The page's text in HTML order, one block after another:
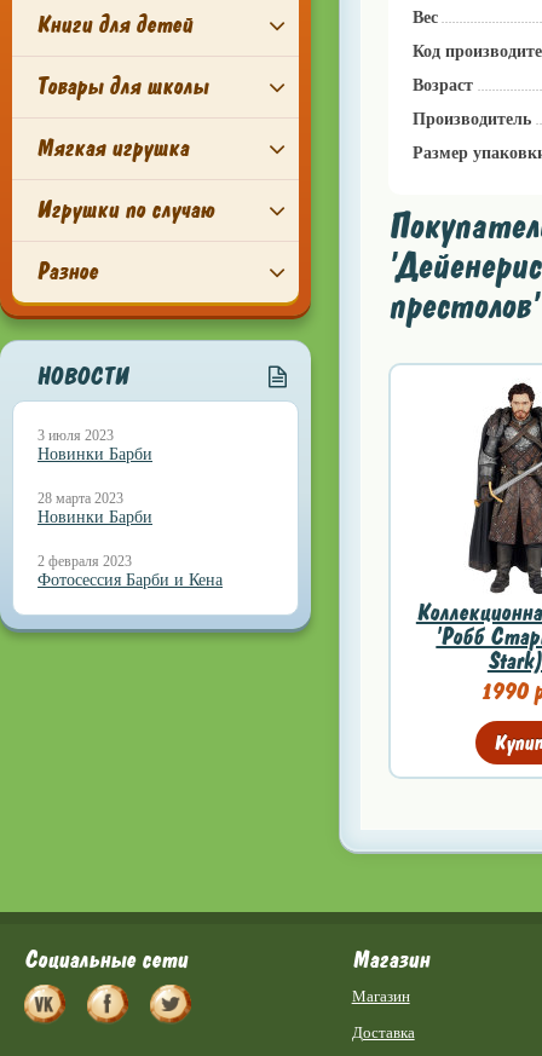
Книги для детей
Товары для школы
Мягкая игрушка
Игрушки по случаю
Разное
НОВОСТИ
3 июля 2023
Новинки Барби
28 марта 2023
Новинки Барби
2 февраля 2023
Фотосессия Барби и Кена
Вес
Код
Возраст
Производитель
Размер
'Робб
1990
Социальные сети Магазин
Магазин
Доставка